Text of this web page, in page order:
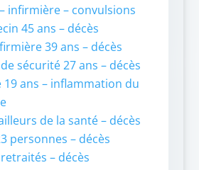
– infirmière – convulsions
45 ans – décès
39 ans – décès
sécurité 27 ans – décès
19 ans – inflammation du
de la santé – décès
personnes – décès
retraités – décès